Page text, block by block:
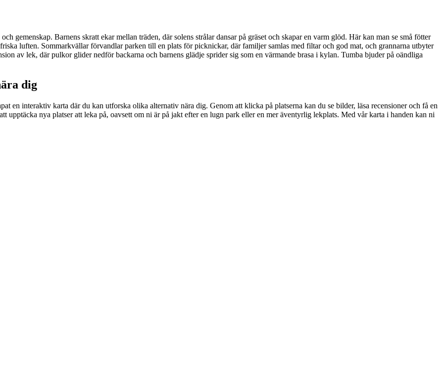
gemenskap. Barnens skratt ekar mellan träden, där solens strålar dansar på gräset och skapar en varm glöd. Här kan man se små fötter
luften. Sommarkvällar förvandlar parken till en plats för picknickar, där familjer samlas med filtar och god mat, och grannarna utbyter
av lek, där pulkor glider nedför backarna och barnens glädje sprider sig som en värmande brasa i kylan. Tumba bjuder på oändliga
dig
en interaktiv karta där du kan utforska olika alternativ nära dig. Genom att klicka på platserna kan du se bilder, läsa recensioner och få en
upptäcka nya platser att leka på, oavsett om ni är på jakt efter en lugn park eller en mer äventyrlig lekplats. Med vår karta i handen kan ni